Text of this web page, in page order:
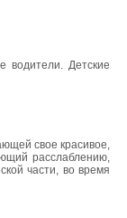
Детские
свое красивое,
расслаблению,
части, во время